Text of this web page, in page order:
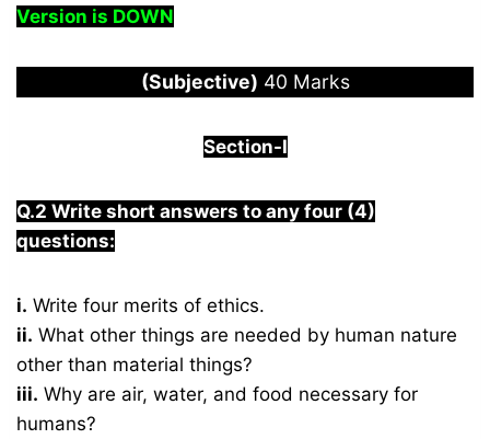
Version is DOWN
(Subjective) 40 Marks
Section-I
Q.2 Write short answers to any four (4)
questions:
i. Write four merits of ethics.
ii. What other things are needed by human nature
other than material things?
iii. Why are air, water, and food necessary for
humans?